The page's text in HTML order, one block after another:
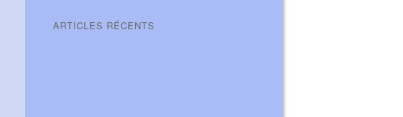
ARTICLES RÉCENTS